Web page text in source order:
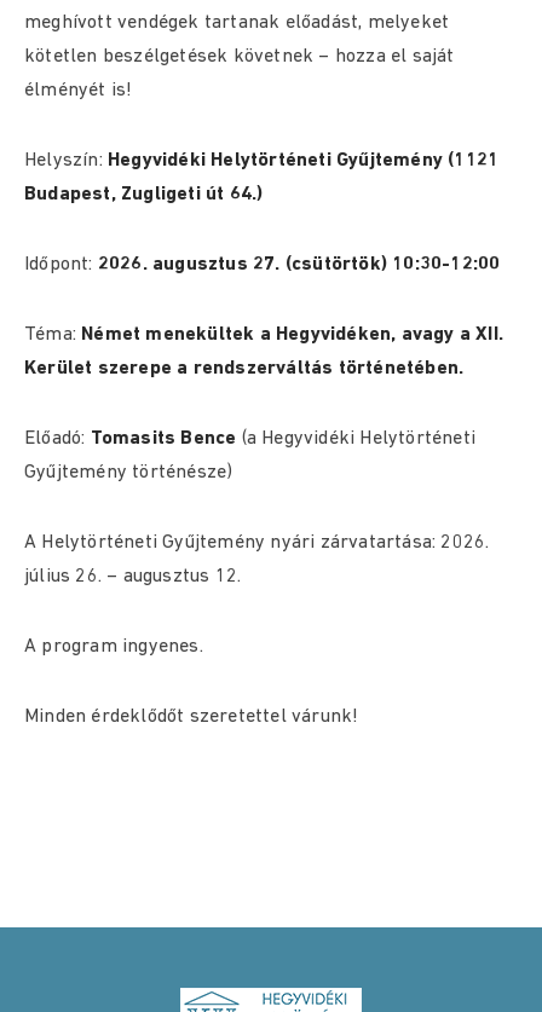
meghívott vendégek tartanak előadást, melyeket
kötetlen beszélgetések követnek – hozza el saját
élményét is!
Helyszín: Hegyvidéki Helytörténeti Gyűjtemény (1121
Budapest, Zugligeti út 64.)
Időpont: 2026. augusztus 27. (csütörtök) 10:30-12:00
Téma: Német menekültek a Hegyvidéken, avagy a XII.
Kerület szerepe a rendszerváltás történetében.
Előadó: Tomasits Bence (a Hegyvidéki Helytörténeti
Gyűjtemény történésze)
A Helytörténeti Gyűjtemény nyári zárvatartása: 2026.
július 26. – augusztus 12.
A program ingyenes.
Minden érdeklődőt szeretettel várunk!